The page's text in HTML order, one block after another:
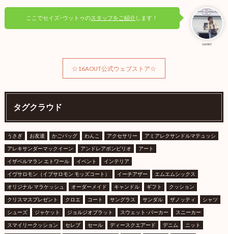
owner
ここでセイズ･ウットゥのスタッフをご紹介します！
☆16AOUT公式ウェブストア☆
タグクラウド
うさぎ お友達 かごバッグ わんこ アクセサリー アミアレクサンドルマテュッシ
アレキサンダーマックイーン アンドレアポンピリオ アート
イザベルマラン エトワール イベント インテリア
イヴサロモン（イブサロモン モッズコート） イーチアザー エムエムシックス
オリジナル マラケッシュ オーダーメイド キャンドル ギフト クッション
クリスマスプレゼント クロエ コート サングラス サンダル ザノッティ シャツ
シューズ ジャケット ジョルジオブラット スウェット･パーカー スニーカー
スマイリークッション セレブ セール ディースクエアード デニム ニット